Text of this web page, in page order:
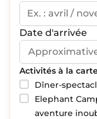
Date d'arrivée
Activités à la
Dîner-
Elephant
aventure